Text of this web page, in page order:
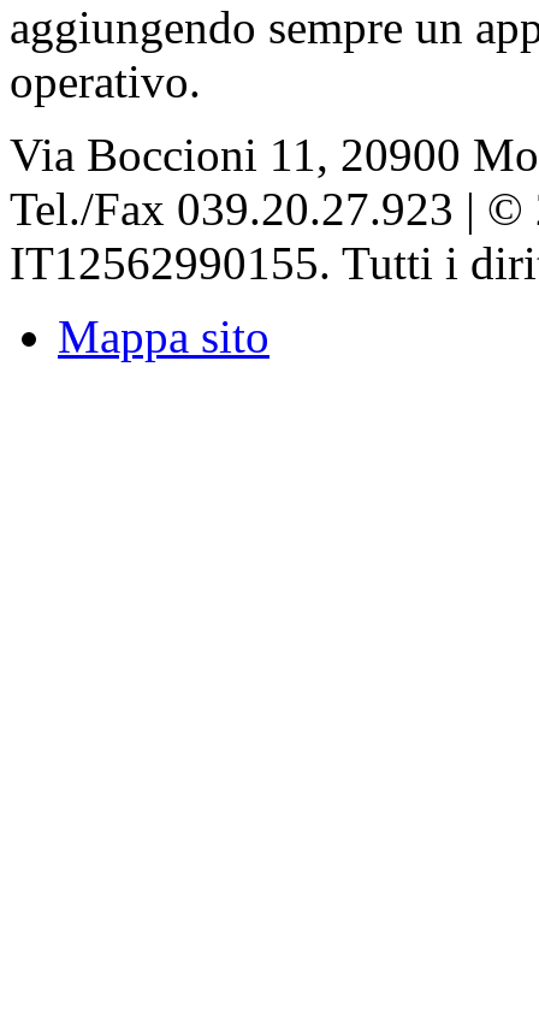
aggiungendo sempre un
operativo.
Via Boccioni 11, 20900
Tel./Fax 039.20.27.923 | ©
IT12562990155. Tutti i
Mappa sito